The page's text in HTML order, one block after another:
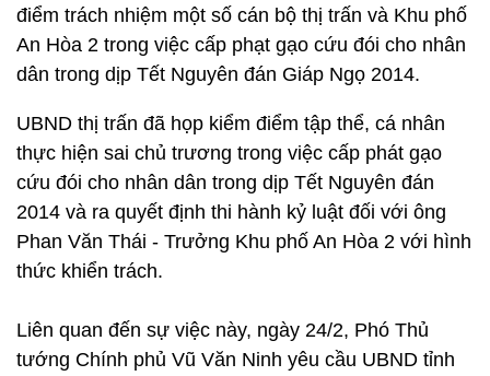
điểm trách nhiệm một số cán bộ thị trấn và Khu phố
An Hòa 2 trong việc cấp phạt gạo cứu đói cho nhân
dân trong dịp Tết Nguyên đán Giáp Ngọ 2014.
UBND thị trấn đã họp kiểm điểm tập thể, cá nhân
thực hiện sai chủ trương trong việc cấp phát gạo
cứu đói cho nhân dân trong dịp Tết Nguyên đán
2014 và ra quyết định thi hành kỷ luật đối với ông
Phan Văn Thái - Trưởng Khu phố An Hòa 2 với hình
thức khiển trách.
Liên quan đến sự việc này, ngày 24/2, Phó Thủ
tướng Chính phủ Vũ Văn Ninh yêu cầu UBND tỉnh